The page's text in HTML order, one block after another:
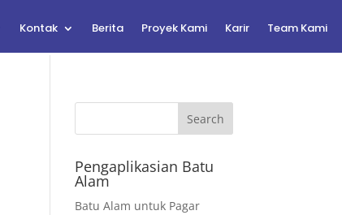
Kontak Berita Proyek Kami Karir Team Kami
Search
Pengaplikasian Batu
Alam
Batu Alam untuk Pagar